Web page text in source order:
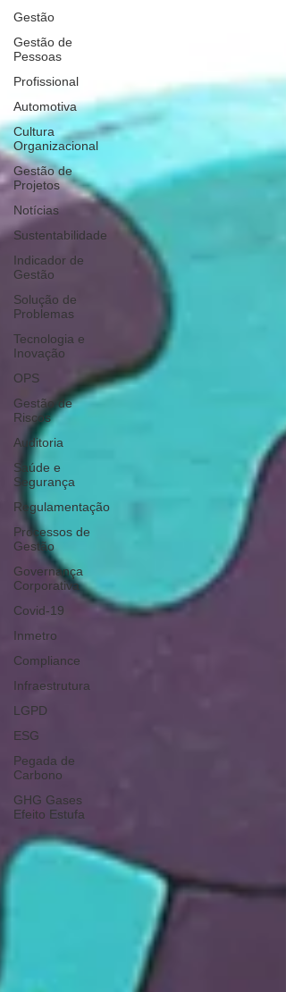
Gestão
Gestão de
Pessoas
Profissional
Automotiva
Cultura
Organizacional
Gestão de
Projetos
Notícias
Sustentabilidade
Indicador de
Gestão
Solução de
Problemas
Tecnologia e
Inovação
OPS
Gestão de
Riscos
Auditoria
Saúde e
Segurança
Regulamentação
Processos de
Gestão
Governança
Corporativa
Covid-19
Inmetro
Compliance
Infraestrutura
LGPD
ESG
Pegada de
Carbono
GHG Gases
Efeito Estufa